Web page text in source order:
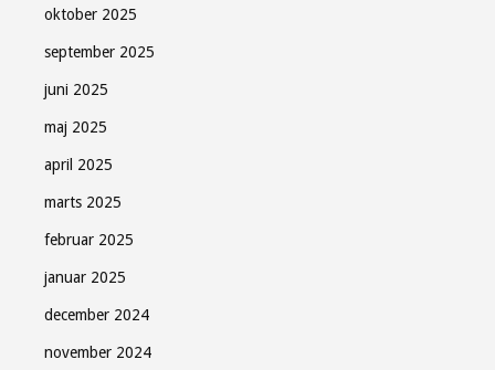
oktober 2025
september 2025
juni 2025
maj 2025
april 2025
marts 2025
februar 2025
januar 2025
december 2024
november 2024
Søndag Aftens nyhedsbrev